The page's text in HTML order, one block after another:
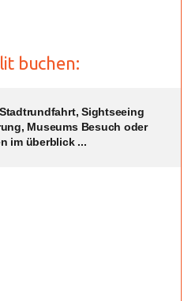
buchen:
Sightseeing
Museums Besuch oder
im überblick ...